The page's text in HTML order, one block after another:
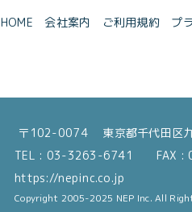
HOME 会社案内 ご利用規約 プ
〒102-0074 東京都千代田区
TEL : 03-3263-6741 FAX :
https://nepinc.co.jp
Copyright 2005-2025 NEP Inc. All